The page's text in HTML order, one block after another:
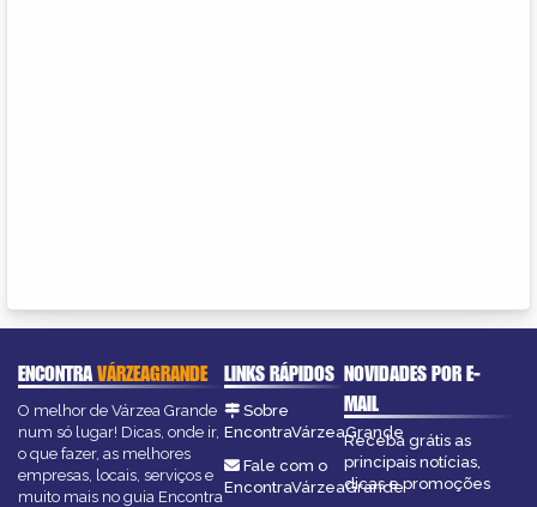
ENCONTRAVÁRZEAGRANDE
O melhor de Várzea Grande
num só lugar! Dicas, onde ir,
o que fazer, as melhores
empresas, locais, serviços e
muito mais no guia Encontra
LINKS RÁPIDOS
Sobre
EncontraVárzeaGrande
Fale com o
EncontraVárzeaGrande
NOVIDADES POR E-
MAIL
Receba grátis as
principais notícias,
dicas e promoções